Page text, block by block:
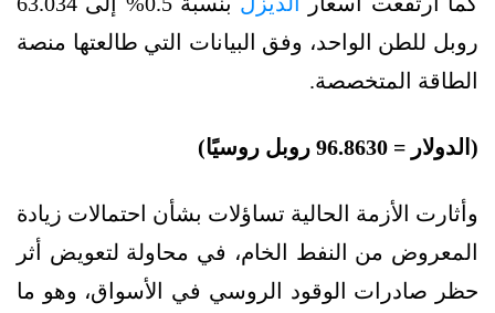
روبل للطن الواحد، وفق البيانات التي طالعتها منصة
الطاقة المتخصصة.
( الدولار = 96.8630 روبل روسيًا )
وأثارت الأزمة الحالية تساؤلات بشأن احتمالات زيادة
المعروض من النفط الخام، في محاولة لتعويض أثر
حظر صادرات الوقود الروسي في الأسواق، وهو ما